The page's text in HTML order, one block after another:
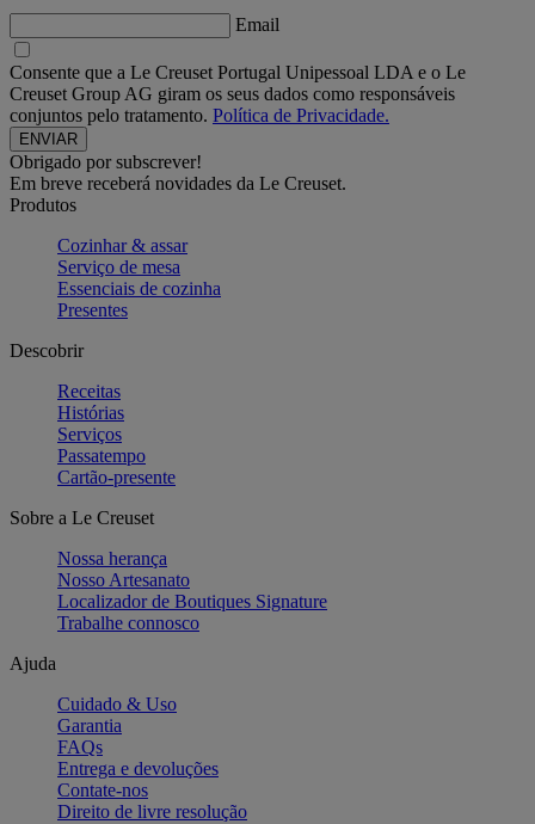
Email
Consente que a Le Creuset Portugal Unipessoal LDA e o Le
Creuset Group AG giram os seus dados como responsáveis
conjuntos pelo tratamento. Política de Privacidade.
Obrigado por subscrever!
Em breve receberá novidades da Le Creuset.
Produtos
Cozinhar & assar
Serviço de mesa
Essenciais de cozinha
Presentes
Descobrir
Receitas
Histórias
Serviços
Passatempo
Cartão-presente
Sobre a Le Creuset
Nossa herança
Nosso Artesanato
Localizador de Boutiques Signature
Trabalhe connosco
Ajuda
Cuidado & Uso
Garantia
FAQs
Entrega e devoluções
Contate-nos
Direito de livre resolução